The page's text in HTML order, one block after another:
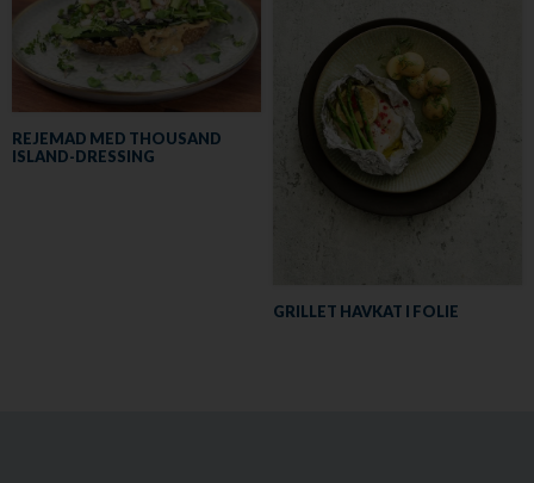
REJEMAD MED THOUSAND
ISLAND-DRESSING
GRILLET HAVKAT I FOLIE